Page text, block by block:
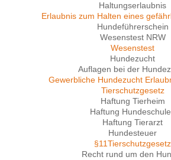
Haltungserlaubnis
Erlaubnis zum Halten eines
Hundeführerschein
Wesenstest NRW
Wesenstest
Hundezucht
Auflagen bei der
Gewerbliche Hundezucht
Tierschutzgesetz
Haftung Tierheim
Haftung
Haftung Tierarzt
Hundesteuer
§11Tierschutzgesetz
Recht rund um den